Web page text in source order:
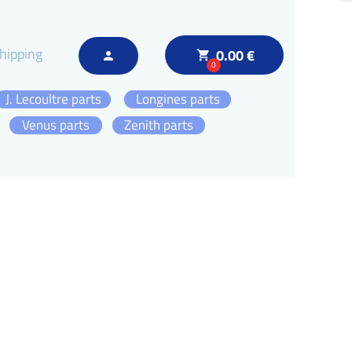
local_grocery_store
00.00 €
person
Zenith parts
Longines parts
J. Lecoultre parts
Venus parts